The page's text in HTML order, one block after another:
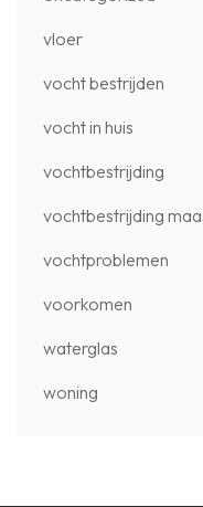
vloer
vocht bestrijden
vocht in huis
vochtbestrijding
vochtbestrijding
vochtproblemen
voorkomen
waterglas
woning